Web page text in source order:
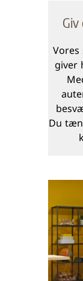
Vores
giver
Du